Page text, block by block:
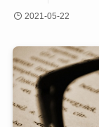
2021-05-22